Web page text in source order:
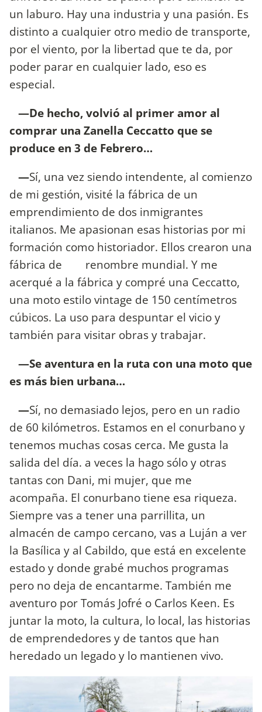
un laburo. Hay una industria y una pasión. Es
distinto a cualquier otro medio de transporte,
por el viento, por la libertad que te da, por
poder parar en cualquier lado, eso es
especial.
—De hecho, volvió al primer amor al
comprar una Zanella Ceccatto que se
produce en 3 de Febrero…
—Sí, una vez siendo intendente, al comienzo
de mi gestión, visité la fábrica de un
emprendimiento de dos inmigrantes
italianos. Me apasionan esas historias por mi
formación como historiador. Ellos crearon una
fábrica de renombre mundial. Y me
acerqué a la fábrica y compré una Ceccatto,
una moto estilo vintage de 150 centímetros
cúbicos. La uso para despuntar el vicio y
también para visitar obras y trabajar.
—Se aventura en la ruta con una moto que
es más bien urbana…
—Sí, no demasiado lejos, pero en un radio
de 60 kilómetros. Estamos en el conurbano y
tenemos muchas cosas cerca. Me gusta la
salida del día. a veces la hago sólo y otras
tantas con Dani, mi mujer, que me
acompaña. El conurbano tiene esa riqueza.
Siempre vas a tener una parrillita, un
almacén de campo cercano, vas a Luján a ver
la Basílica y al Cabildo, que está en excelente
estado y donde grabé muchos programas
pero no deja de encantarme. También me
aventuro por Tomás Jofré o Carlos Keen. Es
juntar la moto, la cultura, lo local, las historias
de emprendedores y de tantos que han
heredado un legado y lo mantienen vivo.